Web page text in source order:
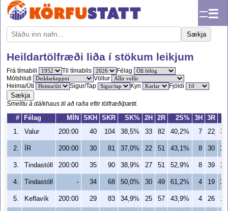
☰
Sækja
Heildartölfræði liða í stökum leikjum
Frá tímabili Til tímabils
Félag
Mótshluti
Völlur
Heima/Úti
Sigur/Tap Kyn Fjöldi
Sækja
Smelltu á dálkhaus til að raða eftir tölfræðiþætti.
#
Félag MÍN SKH SKR SK% 2H 2R 2S% 3H 3R
1.
Valur 200:00 40 104 38,5% 33 82 40,2% 7 22
2. ÍR 200:00 30 81 37,0% 22 51 43,1% 8 30
3. Tindastóll 200:00 35 90 38,9% 27 51 52,9% 8 39
4. Tindastóll - 34 68 50,0% 30 49 61,2% 4 19
5. Keflavík 200:00 29 83 34,9% 25 57 43,9% 4 26